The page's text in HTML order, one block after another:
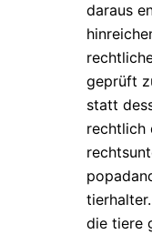
daraus
geprüft
statt
rechtlich
die tiere